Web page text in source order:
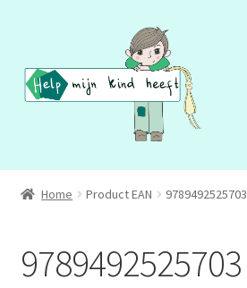
naar
navigatie
de
inhoud
ADD
ASS
Home Product EAN 9789492525703
9789492525703